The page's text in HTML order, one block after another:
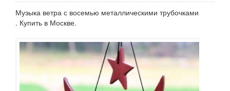
Музыка ветра с восемью металлическими трубочками
. Купить в Москве.